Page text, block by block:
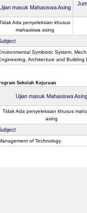
masuk Mahasiswa Asing
Ada penyeleksian khusus
mahasiswa asing
Symbiotic System,
Architecture and Building
Sekolah Kejuruan
Ujian masuk Mahasiswa Asing
Tidak Ada penyeleksian khusus
asing
of Technology